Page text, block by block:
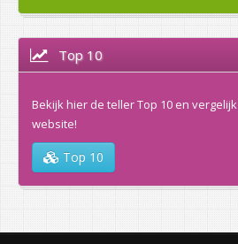
Top 10
Bekijk hier de teller Top 10 en
website!
Top 10